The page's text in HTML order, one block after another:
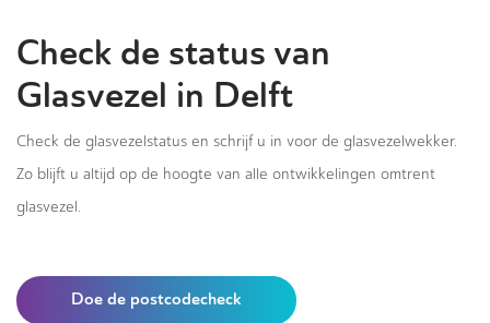
Check de status van
Glasvezel in Delft
Check de glasvezelstatus en schrijf u in voor de glasvezelwekker.
Zo blijft u altijd op de hoogte van alle ontwikkelingen omtrent
glasvezel.
Doe de postcodecheck